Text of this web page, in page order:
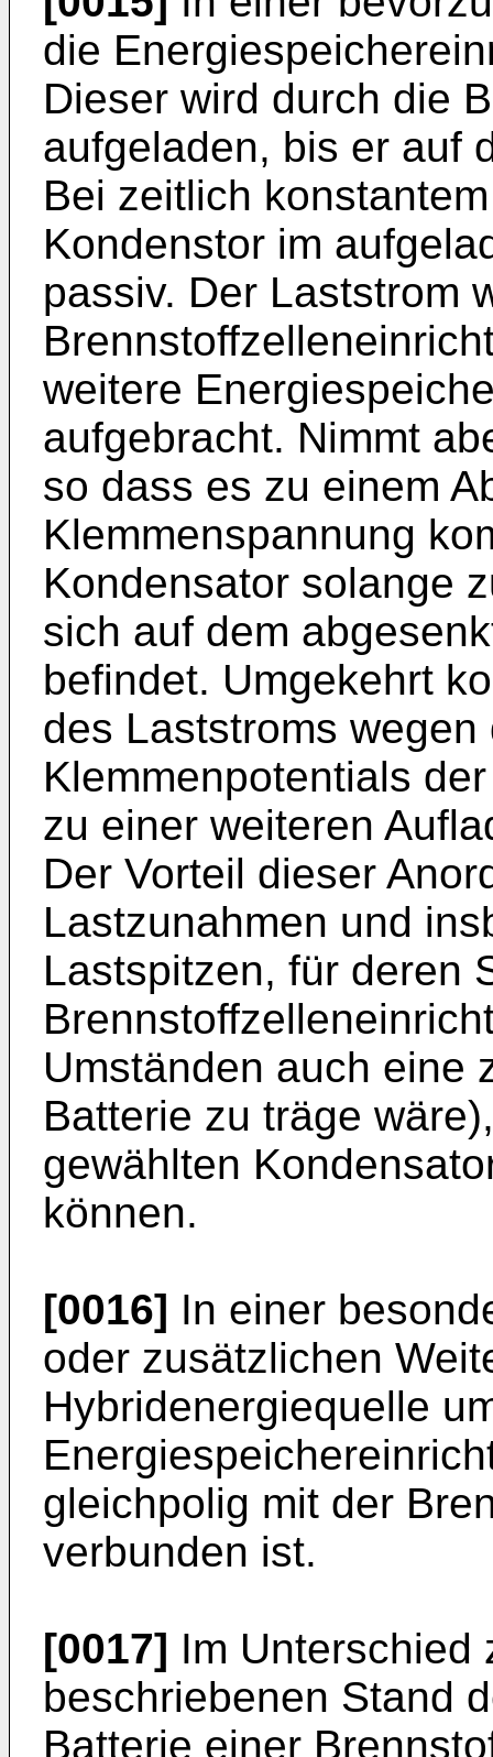
die
Dieser wird durch die
aufgeladen, bis er auf
Bei zeitlich
Kondenstor im
passiv. Der Laststrom
weitere
aufgebracht. Nimmt
so dass es zu einem
Klemmenspannung
Kondensator solange
sich auf dem
befindet. Umgekehrt
des Laststroms
Klemmenpotentials
zu einer weiteren
Der Vorteil dieser
Lastzunahmen und
Lastspitzen, für deren
Umständen auch eine
Batterie zu träge
gewählten
können.
[0016] In einer
oder zusätzlichen
Hybridenergiequelle
gleichpolig mit der
verbunden ist.
[0017] Im Unterschied
beschriebenen Stand
Batterie einer